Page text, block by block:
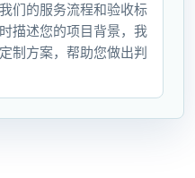
们的服务流程和验收标
描述您的项目背景，我
制方案，帮助您做出判